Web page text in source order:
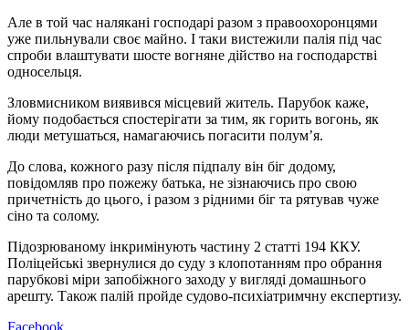
Але в той час налякані господарі разом з правоохоронцями
уже пильнували своє майно. І таки вистежили палія під час
спроби влаштувати шосте вогняне дійство на господарстві
односельця.
Зловмисником виявився місцевий житель. Парубок каже,
йому подобається спостерігати за тим, як горить вогонь, як
люди метушаться, намагаючись погасити полум’я.
До слова, кожного разу після підпалу він біг додому,
повідомляв про пожежу батька, не зізнаючись про свою
причетність до цього, і разом з рідними біг та рятував чуже
сіно та солому.
Підозрюваному інкримінують частину 2 статті 194 ККУ.
Поліцейські звернулися до суду з клопотанням про обрання
парубкові міри запобіжного заходу у вигляді домашнього
арешту. Також палій пройде судово-психіатримчну експертизу.
Facebook